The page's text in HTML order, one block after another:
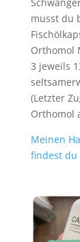
musst du
Orthomol
3 jeweils
(Letzter
Orthomol
Meinen
findest du